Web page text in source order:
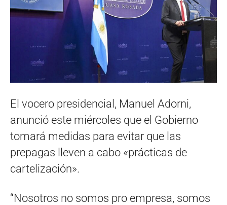
El vocero presidencial, Manuel Adorni,
anunció este miércoles que el Gobierno
tomará medidas para evitar que las
prepagas lleven a cabo «prácticas de
cartelización».
“Nosotros no somos pro empresa, somos